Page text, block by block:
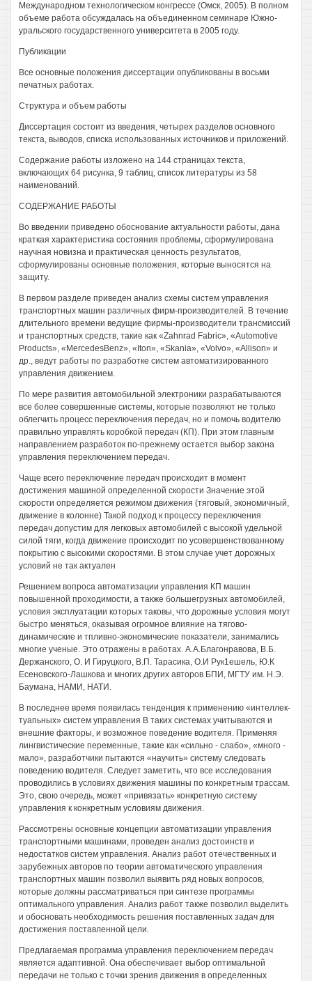
Международном технологическом конгрессе (Омск, 2005). В полном
объеме работа обсуждалась на объединенном семинаре Южно-
уральского государственного университета в 2005 году.
Публикации
Все основные положения диссертации опубликованы в восьми
печатных работах.
Структура и объем работы
Диссертация состоит из введения, четырех разделов основного
текста, выводов, списка использованных источников и приложений.
Содержание работы изложено на 144 страницах текста,
включающих 64 рисунка, 9 таблиц, список литературы из 58
наименований.
СОДЕРЖАНИЕ РАБОТЫ
Во введении приведено обоснование актуальности работы, дана
краткая характеристика состояния проблемы, сформулирована
научная новизна и практическая ценность результатов,
сформулированы основные положения, которые выносятся на
защиту.
В первом разделе приведен анализ схемы систем управления
транспортных машин различных фирм-производителей. В течение
длительного времени ведущие фирмы-производители трансмиссий
и транспортных средств, такие как «Zahnrad Fabric», «Automotive
Products», «MercedesBenz», «Iton», «Skania», «Volvo», «Allison» и
др., ведут работы по разработке систем автоматизированного
управления движением.
По мере развития автомобильной электроники разрабатываются
все более совершенные системы, которые позволяют не только
облегчить процесс переключения передач, но и помочь водителю
правильно управлять коробкой передач (КП). При этом главным
направлением разработок по-прежнему остается выбор закона
управления переключением передач.
Чаще всего переключение передач происходит в момент
достижения машиной определенной скорости Значение этой
скорости определяется режимом движения (тяговый, экономичный,
движение в колонне) Такой подход к процессу переключения
передач допустим для легковых автомобилей с высокой удельной
силой тяги, когда движение происходит по усовершенствованному
покрытию с высокими скоростями. В этом случае учет дорожных
условий не так актуален
Решением вопроса автоматизации управления КП машин
повышенной проходимости, а также большегрузных автомобилей,
условия эксплуатации которых таковы, что дорожные условия могут
быстро меняться, оказывая огромное влияние на тягово-
динамические и тпливно-экономические показатели, занимались
многие ученые. Это отражены в работах. А.А.Благонравова, В.Б.
Держанского, О. И Гируцкого, В.П. Тарасика, О.И Рук1ешель, Ю.К
Есеновского-Лашкова и многих других авторов БПИ, МГТУ им. Н.Э.
Баумана, НАМИ, НАТИ.
В последнее время появилась тенденция к применению «интеллек-
туапьных» систем управления В таких системах учитываются и
внешние факторы, и возможное поведение водителя. Применяя
лингвистические переменные, такие как «сильно - слабо», «много -
мало», разработчики пытаются «научить» систему следовать
поведению водителя. Следует заметить, что все исследования
проводились в условиях движения машины по конкретным трассам.
Это, свою очередь, может «привязать» конкретную систему
управления к конкретным условиям движения.
Рассмотрены основные концепции автоматизации управления
транспортными машинами, проведен анализ достоинств и
недостатков систем управления. Анализ работ отечественных и
зарубежных авторов по теории автоматического управления
транспортных машин позволил выявить ряд новых вопросов,
которые должны рассматриваться при синтезе программы
оптимального управления. Анализ работ также позволил выделить
и обосновать необходимость решения поставленных задач для
достижения поставленной цели.
Предлагаемая программа управления переключением передач
является адаптивной. Она обеспечивает выбор оптимальной
передачи не только с точки зрения движения в определенных